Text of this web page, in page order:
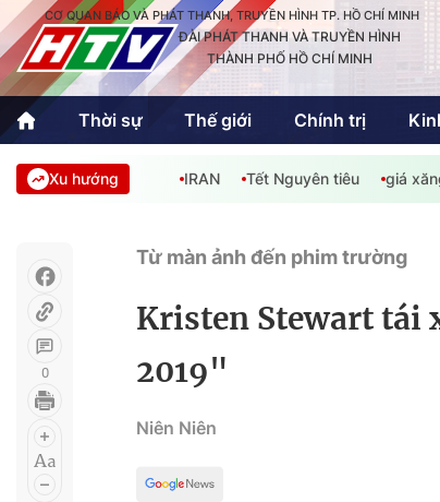
CƠ QUAN BÁO VÀ PHÁT THANH, TRUYỀN HÌNH TP. HỒ CHÍ MINH
ĐÀI PHÁT THANH VÀ TRUYỀN HÌNH
THÀNH PHỐ HỒ CHÍ MINH
Thời sự Thế giới Chính trị
Thời sự
Thể thao
Quốc tế
Văn
Quốc
An Sinh
Công nghệ
Xu hướng IRAN Tết Nguyên tiêu giá
0
Từ màn ảnh đến phim trường
Kristen Stewart tái
2019"
Niên Niên